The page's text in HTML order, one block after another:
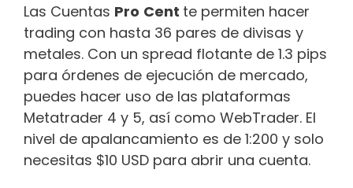
Las Cuentas Pro Cent te permiten hacer
trading con hasta 36 pares de divisas y
metales. Con un spread flotante de 1.3 pips
para órdenes de ejecución de mercado,
puedes hacer uso de las plataformas
Metatrader 4 y 5, así como WebTrader. El
nivel de apalancamiento es de 1:200 y solo
necesitas $10 USD para abrir una cuenta.